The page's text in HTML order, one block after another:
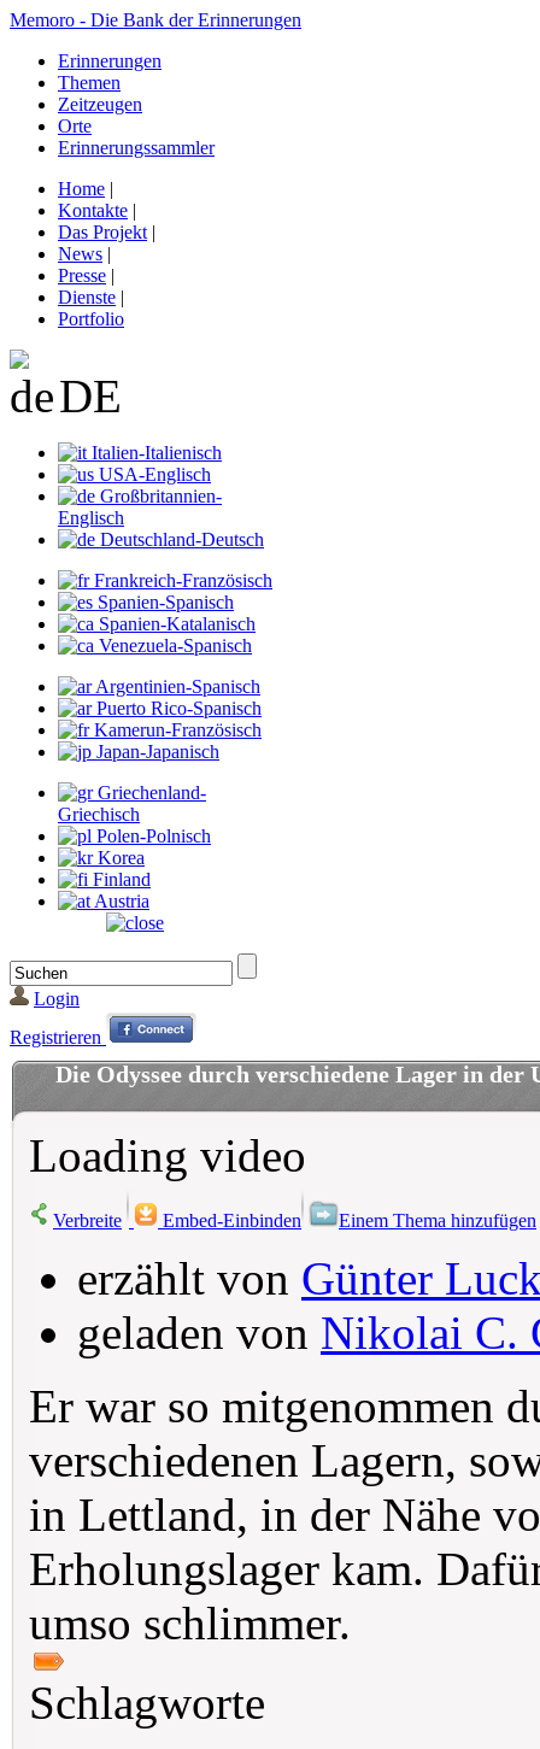
Memoro - Die Bank der Erinnerungen
Erinnerungen
Themen
Zeitzeugen
Orte
Erinnerungssammler
Home |
Kontakte |
Das Projekt |
News |
Presse |
Dienste |
Portfolio
DE
Italien-Italienisch
USA-Englisch
Großbritannien-
Englisch
Deutschland-Deutsch
Frankreich-Französisch
Spanien-Spanisch
Spanien-Katalanisch
Venezuela-Spanisch
Argentinien-Spanisch
Puerto Rico-Spanisch
Kamerun-Französisch
Japan-Japanisch
Griechenland-
Griechisch
Polen-Polnisch
Korea
Finland
Austria
Login
Registrieren
Die Odyssee durch verschiedene Lager in der
Loading video
Verbreite Embed-Einbinden Einem Thema hinzufügen
erzählt von Günter
geladen von Nikolai C.
Er war so mitgenommen
verschiedenen Lagern,
in Lettland, in der Nähe
Erholungslager kam.
umso schlimmer.
Schlagworte